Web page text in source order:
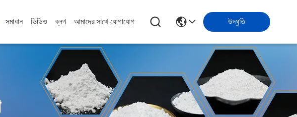
সমাধান ভিডিও ব্লগ আমাদের সাথে যোগাযোগ উদ্ধৃতি